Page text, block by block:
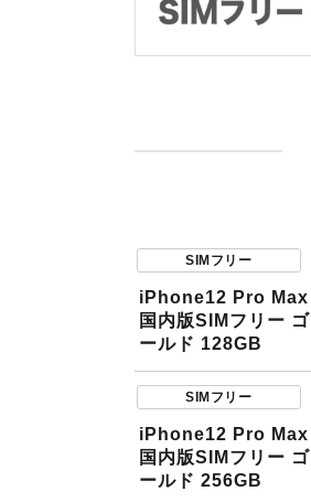
SIMフリー
iPhone12 Pro Max
国内版SIMフリー ゴ
ールド 128GB
SIMフリー
iPhone12 Pro Max
国内版SIMフリー ゴ
ールド 256GB